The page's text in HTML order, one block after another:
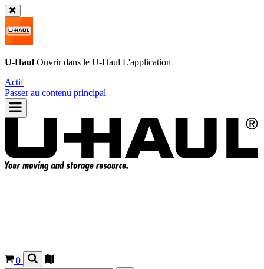
U-Haul Ouvrir dans le U-Haul L'application
Actif
Passer au contenu principal
0